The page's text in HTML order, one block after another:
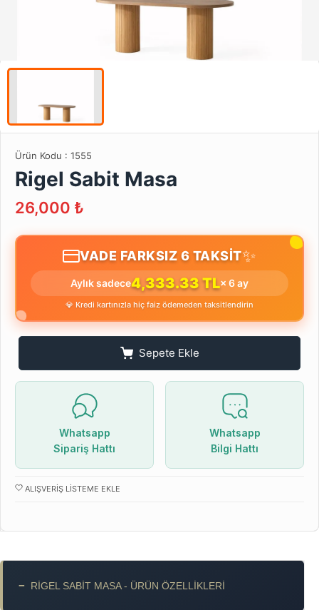
Ürün Kodu : 1555
Rigel Sabit Masa
26,000 ₺
VADE FARKSIZ 6 TAKSİT✨
Aylık sadece4,333.33 TL× 6 ay
💎 Kredi kartınızla hiç faiz ödemeden taksitlendirin
Sepete Ekle
Whatsapp
Sipariş Hattı
Whatsapp
Bilgi Hattı
ALIŞVERIŞ LISTEME EKLE
− RIGEL SABIT MASA - ÜRÜN ÖZELLIKLERI